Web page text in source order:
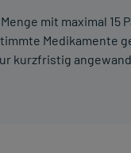
mit maximal 15
Medikamente
kurzfristig